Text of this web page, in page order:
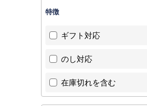
特徴
ギフト対応
のし対応
在庫切れを含む